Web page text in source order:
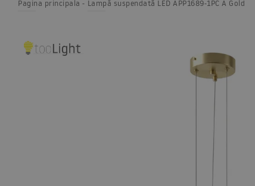
Pagina principala Lampă suspendată LED APP1689-1PC A Gold